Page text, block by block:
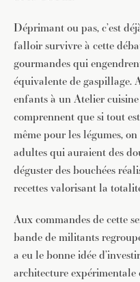
Déprimant ou pas, c’est
falloir survivre à cette
gourmandes qui
équivalente de gaspillage.
enfants à un Atelier
comprennent que si tout
même pour les légumes,
adultes qui auraient des
déguster des bouchées
recettes valorisant la
Aux commandes de cette
bande de militants
a eu le bonne idée
architecture